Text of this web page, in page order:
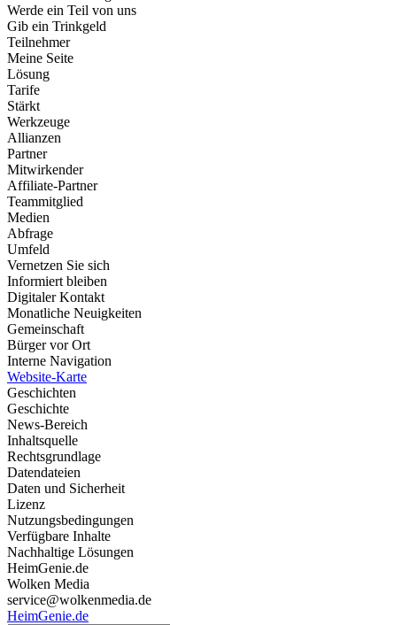
Werde ein Teil von uns
Gib ein Trinkgeld
Teilnehmer
Meine Seite
Lösung
Tarife
Stärkt
Werkzeuge
Allianzen
Partner
Mitwirkender
Affiliate-Partner
Teammitglied
Medien
Abfrage
Umfeld
Vernetzen Sie sich
Informiert bleiben
Digitaler Kontakt
Monatliche Neuigkeiten
Gemeinschaft
Bürger vor Ort
Interne Navigation
Website-Karte
Geschichten
Geschichte
News-Bereich
Inhaltsquelle
Rechtsgrundlage
Datendateien
Daten und Sicherheit
Lizenz
Nutzungsbedingungen
Verfügbare Inhalte
Nachhaltige Lösungen
HeimGenie.de
Wolken Media
service@wolkenmedia.de
HeimGenie.de